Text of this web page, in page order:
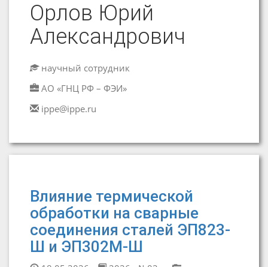
Орлов Юрий
Александрович
научный сотрудник
АО «ГНЦ РФ – ФЭИ»
ippe@ippe.ru
Влияние термической
обработки на сварные
соединения сталей ЭП823-
Ш и ЭП302М-Ш